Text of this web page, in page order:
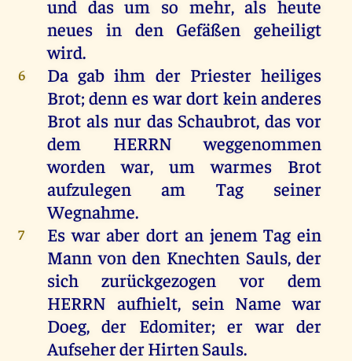
und das um so mehr,als heute
neues in den Gefäßen geheiligt
wird.
6 Da gab ihm der Priester heiliges
Brot;denn eswardort keinanderes
Brot als nur das Schaubrot,das vor
dem
HERRN
weggenommen
worden
war, um warmes Brot
aufzulegenam Tag
seiner
Wegnahme.
7 Es war aber dort an jenem Tag ein
Mann von den Knechten Sauls,der
sichzurückgezogenvor
dem
HERRN aufhielt, sein Name war
Doeg,der Edomiter;er war der
AufseherderHirtenSauls.